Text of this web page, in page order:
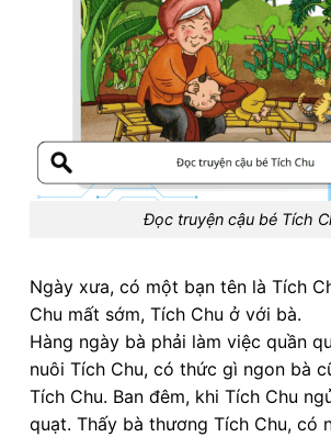
Đọc truyện cậu bé Tích
Ngày xưa, có một bạn tên là Tích
Chu mất sớm, Tích Chu ở với bà.
Hàng ngày bà phải làm việc quần
nuôi Tích Chu, có thức gì ngon bà
Tích Chu. Ban đêm, khi Tích Chu
quạt. Thấy bà thương Tích Chu, có